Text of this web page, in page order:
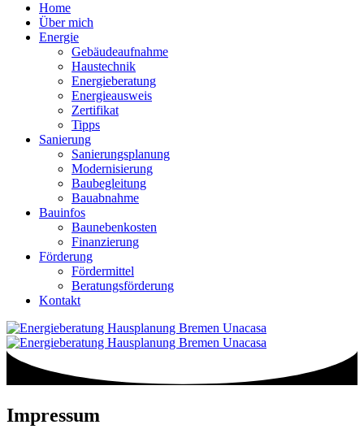
Home
Über mich
Energie
Gebäudeaufnahme
Haustechnik
Energieberatung
Energieausweis
Zertifikat
Tipps
Sanierung
Sanierungsplanung
Modernisierung
Baubegleitung
Bauabnahme
Bauinfos
Baunebenkosten
Finanzierung
Förderung
Fördermittel
Beratungsförderung
Kontakt
Impressum